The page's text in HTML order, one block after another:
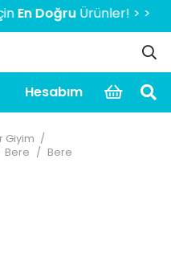
Ürünler! > > > > > 2000
Hesabım
Giyim /
Bere / Bere